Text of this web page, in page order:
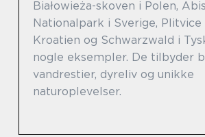
Białowieża-skoven i Polen,
Nationalpark i Sverige, Plitvice
Kroatien og Schwarzwald i
nogle eksempler. De tilbyder
vandrestier, dyreliv og unikke
naturoplevelser.